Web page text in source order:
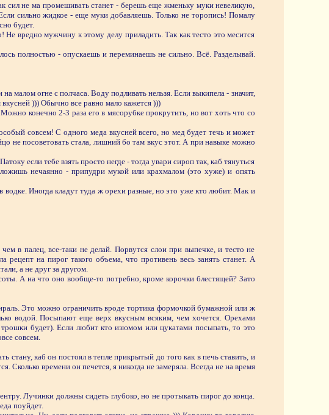
не ма промешивать станет - берешь еще жменьку муки невеликую,
сильно жидкое - еще муки добавляешь. Только не торопись! Помалу
будет.
вредно мужчину к этому делу приладить. Так как тесто это месится
полностью - опускаешь и переминаешь не сильно. Всё. Разделывай.
малом огне с полчаса. Воду подливать нельзя. Если выкипела - значит,
))) Обычно все равно мало кажется )))
конечно 2-3 раза его в мясорубке прокрутить, но вот хоть что со
совсем! С одного меда вкусней всего, но мед будет течь и может
не посоветовать стала, лишний бо там вкус этот. А при навыке можно
если тебе взять просто негде - тогда увари сироп так, каб тянуться
нечаянно - припудри мукой или крахмалом (это хуже) и опять
водке. Иногда кладут туда ж орехи разные, но это уже кто любит. Мак и
в палец, все-таки не делай. Порвутся слои при выпечке, и тесто не
на пирог такого объема, что противень весь занять станет. А
а не друг за другом.
А на что оно вообще-то потребно, кроме корочки блестящей? Зато
Это можно ограничить вроде тортика формочкой бумажной или ж
водой. Посыпают еще верх вкусным всяким, чем хочется. Орехами
будет). Если любит кто изюмом или цукатами посыпать, то это
совсем.
каб он постоял в тепле прикрытый до того как в печь ставить, и
Сколько времени он печется, я никогда не замеряла. Всегда не на время
Лучинки должны сидеть глубоко, но не протыкать пирог до конца.
поуйдет.